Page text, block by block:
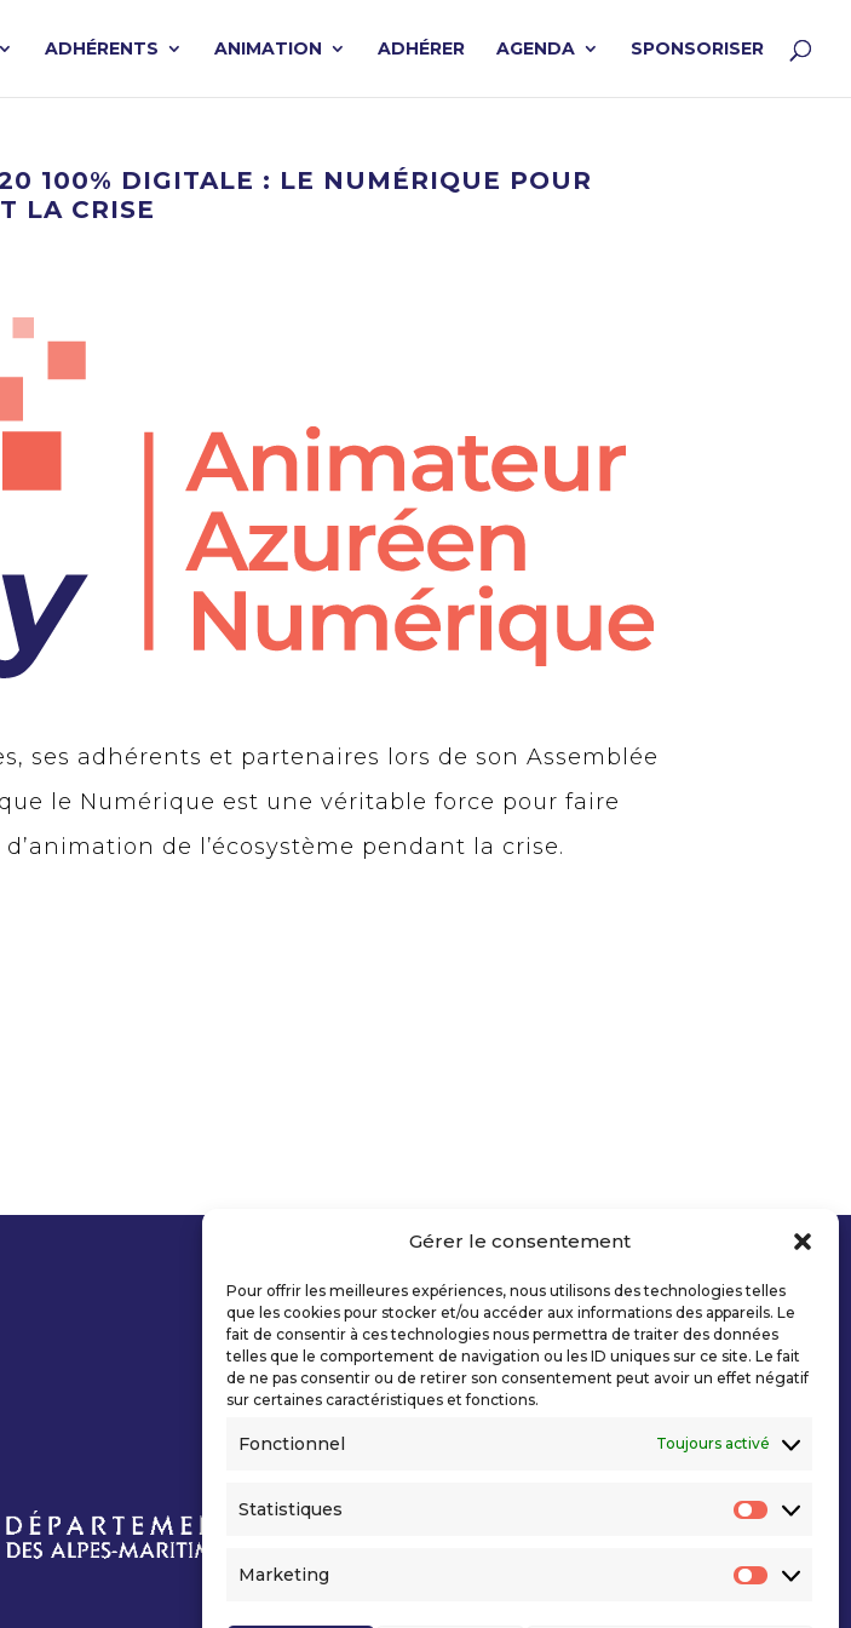
Gérer le consentement
Pour offrir les meilleures expériences, nous utilisons des technologies telles
que les cookies pour stocker et/ou accéder aux informations des appareils. Le
fait de consentir à ces technologies nous permettra de traiter des données
telles que le comportement de navigation ou les ID uniques sur ce site. Le fait
de ne pas consentir ou de retirer son consentement peut avoir un effet négatif
sur certaines caractéristiques et fonctions.
Fonctionnel Toujours activé
Statistiques
Marketing
ADHÉRENTS ANIMATION ADHÉRER AGENDA SPONSORISER
100% DIGITALE : LE NUMÉRIQUE POUR
LA CRISE
ses adhérents et partenaires lors de son Assemblée
le Numérique est une véritable force pour faire
de l’écosystème pendant la crise.